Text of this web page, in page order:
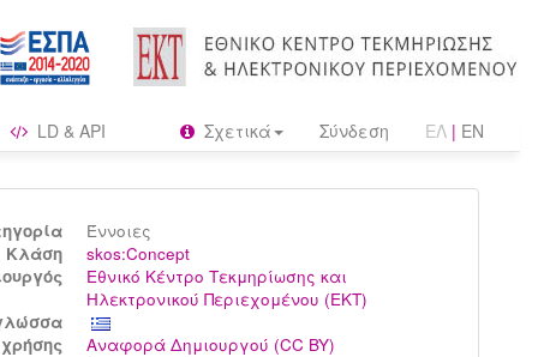
LD & API Σχετικά Σύνδεση ΕΛ | EN
Έννοιες
Kλάση
skos:Concept
Εθνικό Κέντρο Τεκμηρίωσης και
Ηλεκτρονικού Περιεχομένου (ΕΚΤ)
Αναφορά Δημιουργού (CC BY)